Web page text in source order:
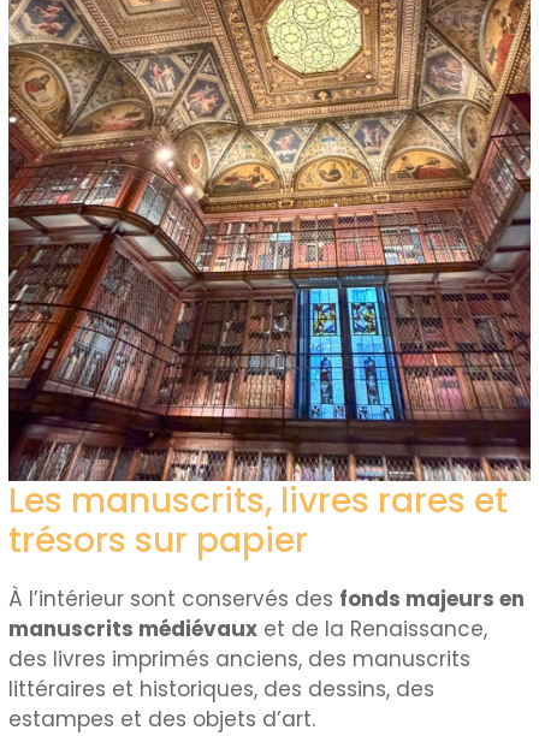
Les manuscrits, livres rares et
trésors sur papier
À l’intérieur sont conservés des fonds majeurs en
manuscrits médiévaux et de la Renaissance,
des livres imprimés anciens, des manuscrits
littéraires et historiques, des dessins, des
estampes et des objets d’art.